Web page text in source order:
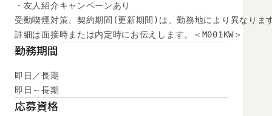
・友人紹介キャンペーンあり
受動喫煙対策、契約期間(更新期間)は、勤務地により異なりま
詳細は面接時または内定時にお伝えします。＜M001KW＞
勤務期間
即日／長期
即日～長期
応募資格